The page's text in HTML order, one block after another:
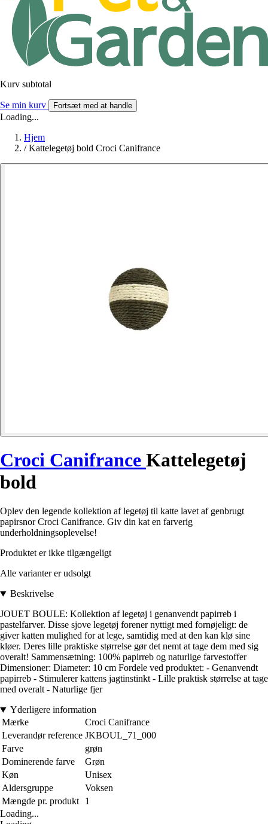
Kurv subtotal
Se min kurv Fortsæt med at handle
Loading...
Hjem
/ Kattelegetøj bold Croci Canifrance
Croci Canifrance Kattelegetøj
bold
Oplev den legende kollektion af legetøj til katte lavet af genbrugt
papirsnor Croci Canifrance. Giv din kat en farverig
underholdningsoplevelse!
Produktet er ikke tilgængeligt
Alle varianter er udsolgt
Beskrivelse
JOUET BOULE: Kollektion af legetøj i genanvendt papirreb i
pastelfarver. Disse sjove legetøj forener nyttigt med fornøjeligt: de
giver katten mulighed for at lege, samtidig med at den kan klø sine
kløer. Deres lille praktiske størrelse gør det nemt at tage dem med sig
overalt! Sammensætning: 100% papirreb og naturlige farvestoffer
Dimensioner: Diameter: 10 cm Fordele ved produktet: - Genanvendt
papirreb - Stimulerer kattens jagtinstinkt - Lille praktisk størrelse at tage
med overalt - Naturlige fjer
Yderligere information
Mærke
Croci Canifrance
Leverandør reference JKBOUL_71_000
Farve
grøn
Dominerende farve
Grøn
Køn
Unisex
Aldersgruppe
Voksen
Mængde pr. produkt
1
Loading...